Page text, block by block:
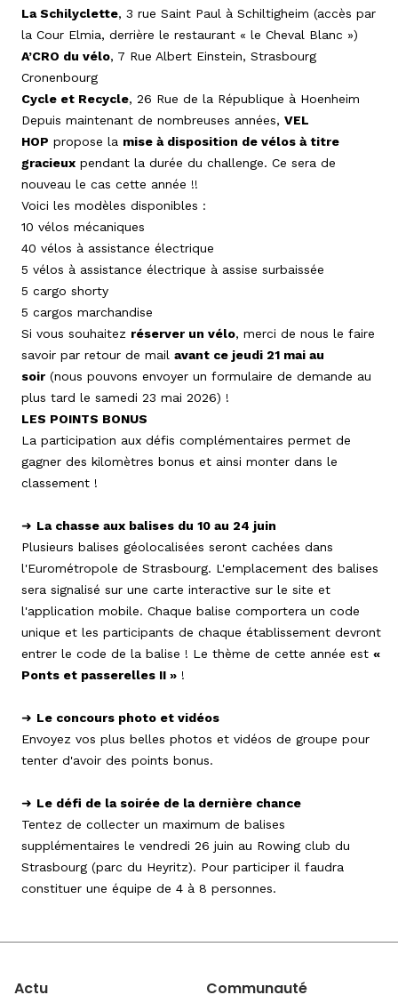
La Schilyclette, 3 rue Saint Paul à Schiltigheim (accès par
la Cour Elmia, derrière le restaurant « le Cheval Blanc »)
A’CRO du vélo, 7 Rue Albert Einstein, Strasbourg
Cronenbourg
Cycle et Recycle, 26 Rue de la République à Hoenheim
Depuis maintenant de nombreuses années, VEL
HOP propose la mise à disposition de vélos à titre
gracieux pendant la durée du challenge. Ce sera de
nouveau le cas cette année !!
Voici les modèles disponibles :
10 vélos mécaniques
40 vélos à assistance électrique
5 vélos à assistance électrique à assise surbaissée
5 cargo shorty
5 cargos marchandise
Si vous souhaitez réserver un vélo, merci de nous le faire
savoir par retour de mail avant ce jeudi 21 mai au
soir (nous pouvons envoyer un formulaire de demande au
plus tard le samedi 23 mai 2026) !
LES POINTS BONUS
La participation aux défis complémentaires permet de
gagner des kilomètres bonus et ainsi monter dans le
classement !
➜ La chasse aux balises du 10 au 24 juin
Plusieurs balises géolocalisées seront cachées dans
l'Eurométropole de Strasbourg. L'emplacement des balises
sera signalisé sur une carte interactive sur le site et
l'application mobile. Chaque balise comportera un code
unique et les participants de chaque établissement devront
entrer le code de la balise ! Le thème de cette année est «
Ponts et passerelles II » !
➜ Le concours photo et vidéos
Envoyez vos plus belles photos et vidéos de groupe pour
tenter d'avoir des points bonus.
➜ Le défi de la soirée de la dernière chance
Tentez de collecter un maximum de balises
supplémentaires le vendredi 26 juin au Rowing club du
Strasbourg (parc du Heyritz). Pour participer il faudra
constituer une équipe de 4 à 8 personnes.
Actu Communauté